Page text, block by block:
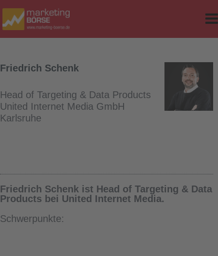
Classes
Friedrich Schenk
Head of Targeting & Data Products
United Internet Media GmbH
Karlsruhe
Friedrich Schenk ist Head of Targeting & Data
Products bei United Internet Media.
Schwerpunkte: